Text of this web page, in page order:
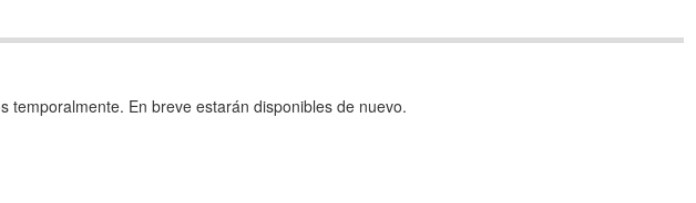
temporalmente. En breve estarán disponibles de nuevo.